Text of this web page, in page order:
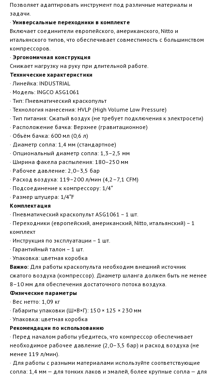
Позволяет адаптировать инструмент под различные материалы и
задачи.
· Универсальные переходники в комплекте
Включает соединители европейского, американского, Nitto и
итальянского типов, что обеспечивает совместимость с большинством
компрессоров.
· Эргономичная конструкция
Снижает нагрузку на руку при длительной работе.
Технические характеристики
· Линейка: INDUSTRIAL
· Модель: INGCO ASG1061
· Тип: Пневматический краскопульт
· Технология нанесения: HVLP (High Volume Low Pressure)
· Тип питания: Сжатый воздух (не требует подключения к электросети)
· Расположение бачка: Верхнее (гравитационное)
· Объём бачка: 600 мл (0,6 л)
· Диаметр сопла: 1,4 мм (стандартное)
· Опциональный диаметр сопла: 1,3–2,5 мм
· Ширина факела распыления: 180–250 мм
· Рабочее давление: 2,0–3,5 бар
· Расход воздуха: 119–200 л/мин (4,2–7,1 CFM)
· Подсоединение к компрессору: 1/4″
· Размер штуцера: 1/4″F
Комплектация
· Пневматический краскопульт ASG1061 – 1 шт.
· Переходники (европейский, американский, Nitto, итальянский) – 1
комплект
· Инструкция по эксплуатации – 1 шт.
· Гарантийный талон – 1 шт.
· Упаковка: цветная коробка
Важно: Для работы краскопульта необходим внешний источник
сжатого воздуха (компрессор). Диаметр шланга должен быть не менее
8–10 мм для обеспечения достаточного потока воздуха.
Физические параметры
· Вес нетто: 1,09 кг
· Габариты упаковки (Ш×В×Г): 150 × 125 × 230 мм
· Упаковка: цветная коробка
Рекомендации по использованию
· Перед началом работы убедитесь, что компрессор обеспечивает
необходимое рабочее давление (2,0–3,5 бар) и расход воздуха (не
менее 119 л/мин).
· Для работы с разными материалами используйте соответствующие
сопла: 1,4 мм — для тонких лаков и эмалей, более крупные сопла — для